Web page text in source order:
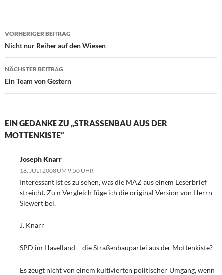
Beitragsnavigation
VORHERIGER BEITRAG
Nicht nur Reiher auf den Wiesen
NÄCHSTER BEITRAG
Ein Team von Gestern
EIN GEDANKE ZU „STRASSENBAU AUS DER M
OTTENKISTE“
Joseph Knarr
18. JULI 2008 UM 9:50 UHR
Interessant ist es zu sehen, was die MAZ aus einem Leserbrief
streicht. Zum Vergleich füge ich die original Version von Herrn
Siewert bei.
J. Knarr
SPD im Havelland – die Straßenbaupartei aus der Mottenkiste?
Es zeugt nicht von einem kultivierten politischen Umgang, wenn